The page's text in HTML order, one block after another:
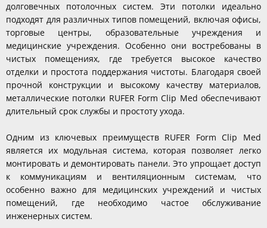
долговечных потолочных систем. Эти потолки идеально
подходят для различных типов помещений, включая офисы,
торговые центры, образовательные учреждения и
медицинские учреждения. Особенно они востребованы в
чистых помещениях, где требуется высокое качество
отделки и простота поддержания чистоты. Благодаря своей
прочной конструкции и высокому качеству материалов,
металлические потолки RUFER Form Clip Med обеспечивают
длительный срок службы и простоту ухода.
Одним из ключевых преимуществ RUFER Form Clip Med
является их модульная система, которая позволяет легко
монтировать и демонтировать панели. Это упрощает доступ
к коммуникациям и вентиляционным системам, что
особенно важно для медицинских учреждений и чистых
помещений, где необходимо частое обслуживание
инженерных систем.